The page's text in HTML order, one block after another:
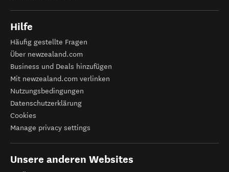
Hilfe
Häufig gestellte Fragen
Über newzealand.com
Business und Deals hinzufügen
Mit newzealand.com verlinken
Nutzungsbedingungen
Datenschutzerklärung
Cookies
Manage privacy settings
Unsere anderen Websites